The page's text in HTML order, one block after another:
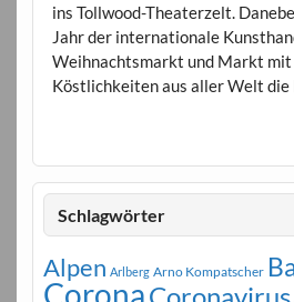
ins Tollwood-Theaterzelt.
Jahr der internationale
Weihnachtsmarkt und Markt
Köstlichkeiten aus aller Welt die
Schlagwörter
Alpen Arlberg Arno Kompatscher
CoronaCoronavirus